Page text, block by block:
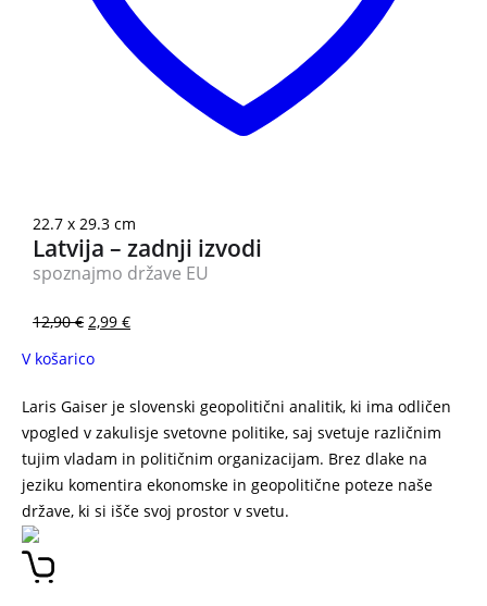
22.7 x 29.3 cm
Latvija – zadnji izvodi
spoznajmo države EU
12,90€ 2,99 €
V košarico
Laris Gaiser je slovenski geopolitični analitik, ki ima odličen
vpogled v zakulisje svetovne politike, saj svetuje različnim
tujim vladam in političnim organizacijam. Brez dlake na
jeziku komentira ekonomske in geopolitične poteze naše
države, ki si išče svoj prostor v svetu.